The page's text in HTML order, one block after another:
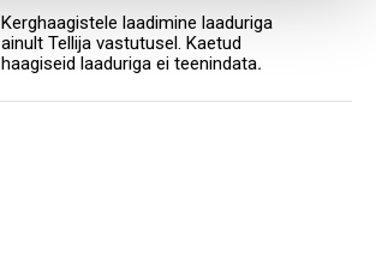
Kerghaagistele laadimine laaduriga
ainult Tellija vastutusel. Kaetud
haagiseid laaduriga ei teenindata.